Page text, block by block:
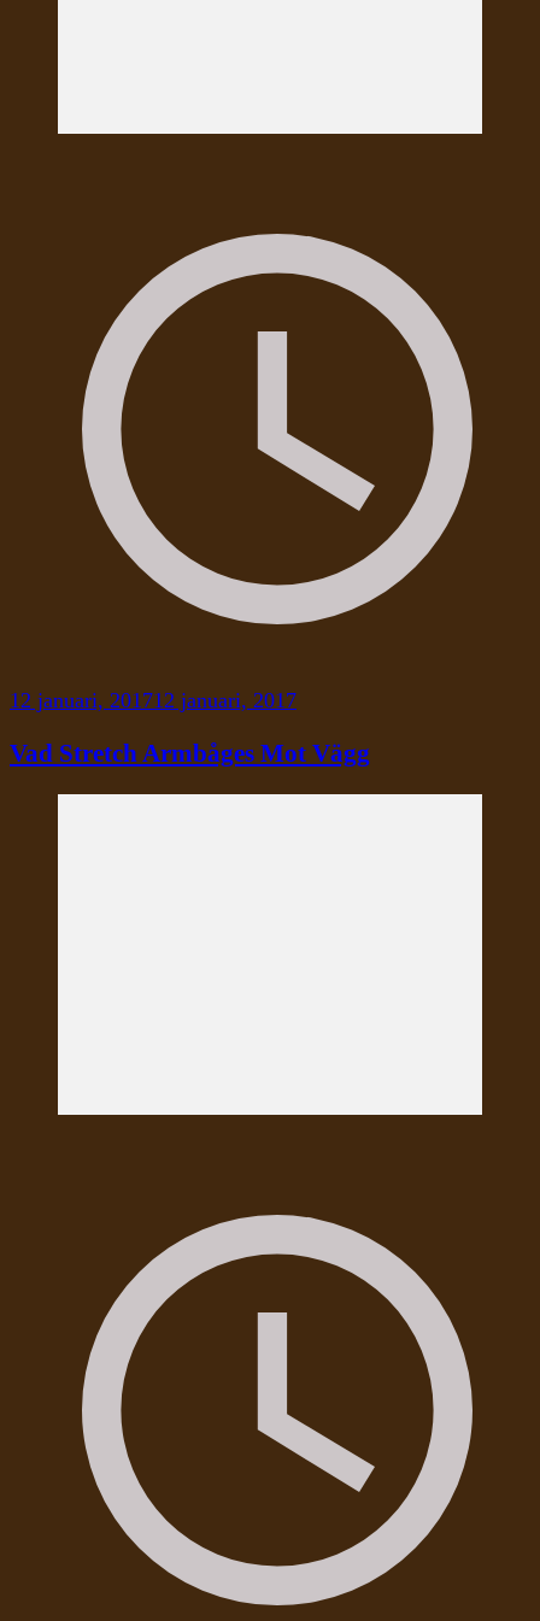
12 januari, 201712 januari, 2017
Vad Stretch Armbåges Mot Vägg